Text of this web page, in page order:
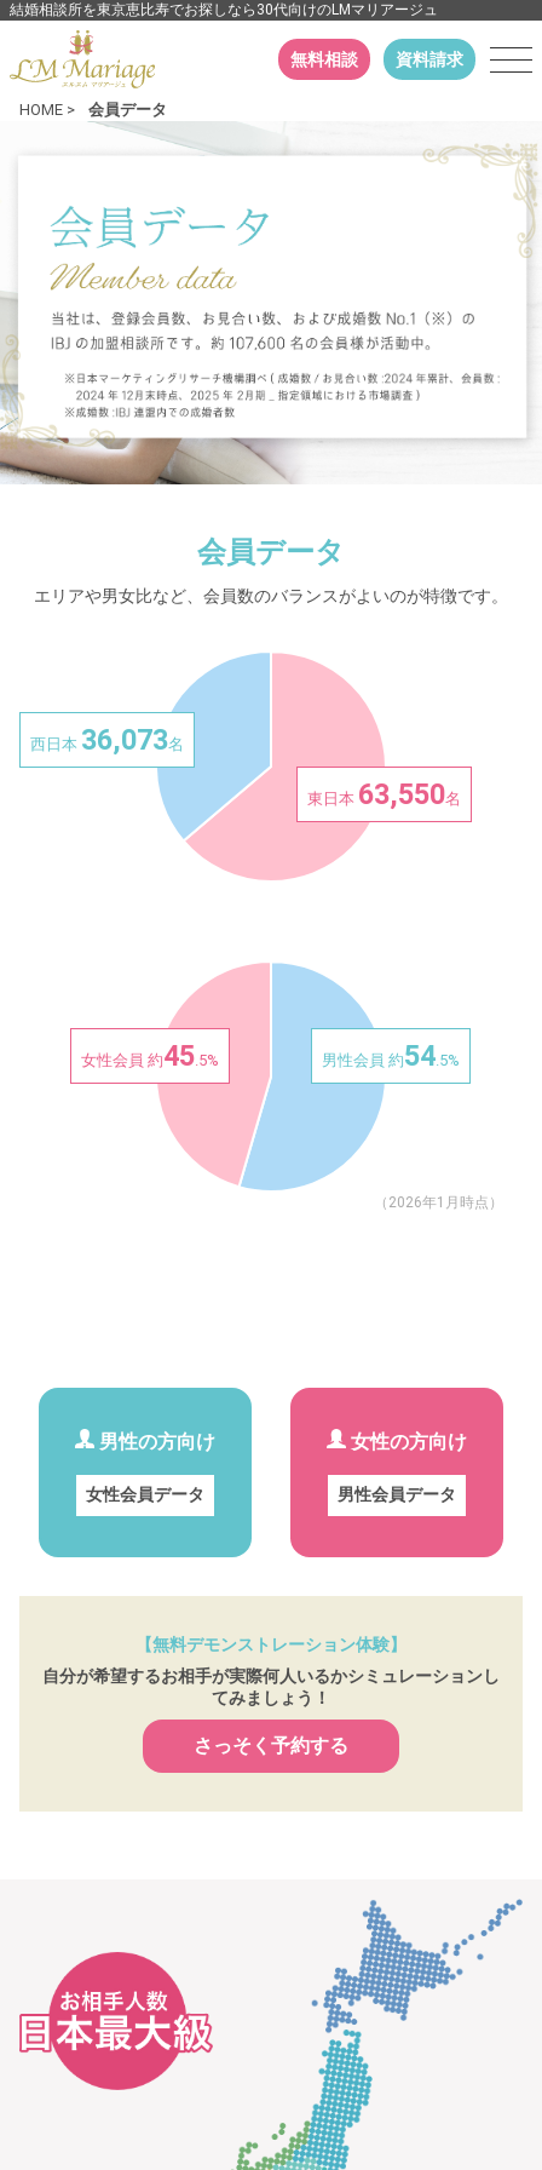
結婚相談所を東京恵比寿でお探しなら30代向けのLMマリアージュ
無料相談 資料請求
HOME > 会員データ
会員データ
エリアや男女比など、会員数のバランスがよいのが特徴です。
東日本 63,550名
西日本 36,073名
男性会員 約54.5%
女性会員 約45.5%
（2026年1月時点）
男性の方向け
女性会員データ
女性の方向け
男性会員データ
【無料デモンストレーション体験】
自分が希望するお相手が実際何人いるかシミュレーションし
てみましょう！
さっそく予約する